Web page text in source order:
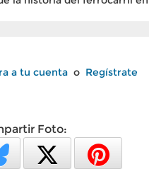
a tu cuenta o Regístrate
Foto: